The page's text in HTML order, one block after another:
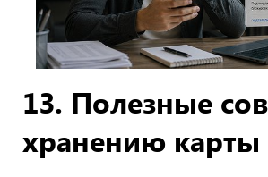
13. Полезные
хранению карты